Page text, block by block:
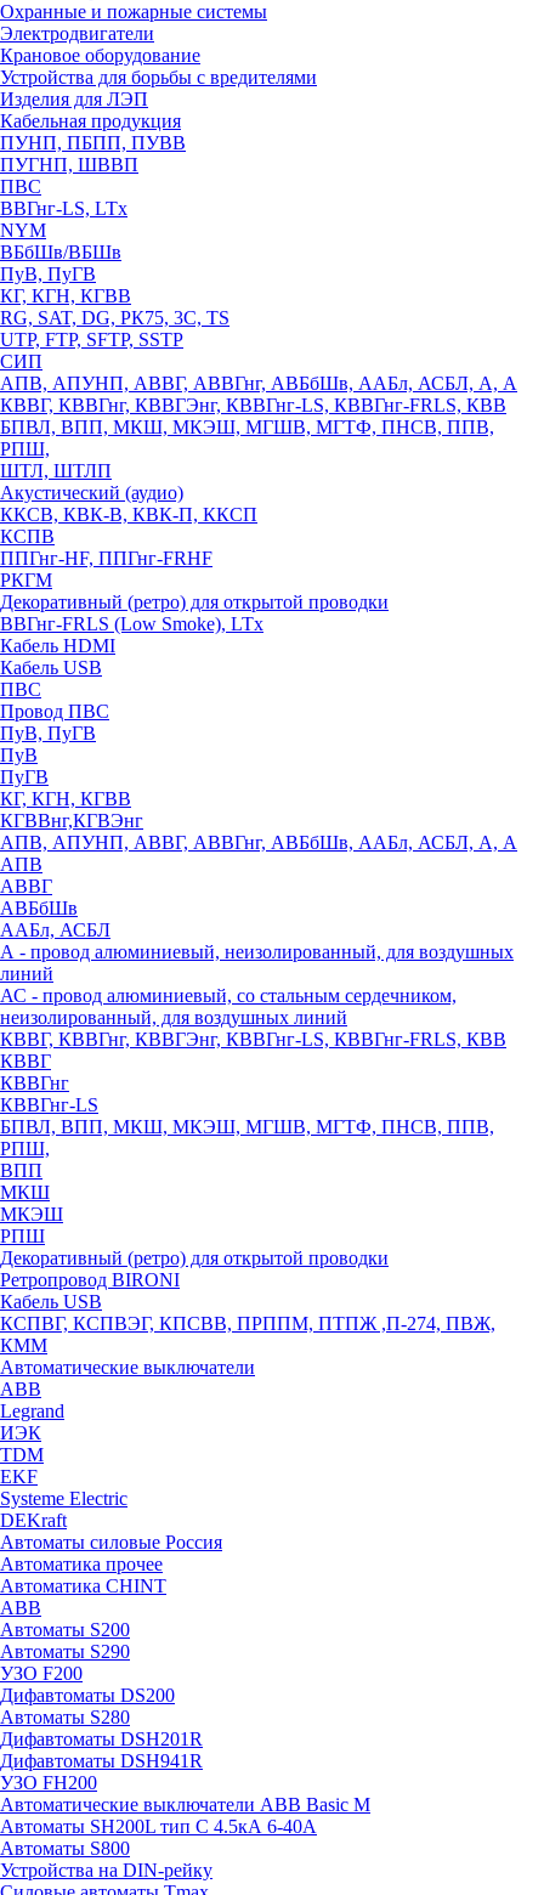
Охранные и пожарные системы
Электродвигатели
Крановое оборудование
Устройства для борьбы с вредителями
Изделия для ЛЭП
Кабельная продукция
ПУНП, ПБПП, ПУВВ
ПУГНП, ШВВП
ПВС
ВВГнг-LS, LTx
NYM
ВБбШв/ВБШв
ПуВ, ПуГВ
КГ, КГН, КГВВ
RG, SAT, DG, РК75, 3С, TS
UTP, FTP, SFTP, SSTP
СИП
АПВ, АПУНП, АВВГ, АВВГнг, АВБбШв, ААБл, АСБЛ, А, А
КВВГ, КВВГнг, КВВГЭнг, КВВГнг-LS, КВВГнг-FRLS, КВВ
БПВЛ, ВПП, МКШ, МКЭШ, МГШВ, МГТФ, ПНСВ, ППВ,
РПШ,
ШТЛ, ШТЛП
Акустический (аудио)
ККСВ, КВК-В, КВК-П, ККСП
КСПВ
ППГнг-HF, ППГнг-FRHF
РКГМ
Декоративный (ретро) для открытой проводки
ВВГнг-FRLS (Low Smoke), LTx
Кабель HDMI
Кабель USB
ПВС
Провод ПВС
ПуВ, ПуГВ
ПуВ
ПуГВ
КГ, КГН, КГВВ
КГВВнг,КГВЭнг
АПВ, АПУНП, АВВГ, АВВГнг, АВБбШв, ААБл, АСБЛ, А, А
АПВ
АВВГ
АВБбШв
ААБл, АСБЛ
А - провод алюминиевый, неизолированный, для воздушных
линий
АС - провод алюминиевый, со стальным сердечником,
неизолированный, для воздушных линий
КВВГ, КВВГнг, КВВГЭнг, КВВГнг-LS, КВВГнг-FRLS, КВВ
КВВГ
КВВГнг
КВВГнг-LS
БПВЛ, ВПП, МКШ, МКЭШ, МГШВ, МГТФ, ПНСВ, ППВ,
РПШ,
ВПП
МКШ
МКЭШ
РПШ
Декоративный (ретро) для открытой проводки
Ретропровод BIRONI
Кабель USB
КСПВГ, КСПВЭГ, КПСВВ, ПРППМ, ПТПЖ ,П-274, ПВЖ,
КММ
Автоматические выключатели
ABB
Legrand
ИЭК
TDM
EKF
Systeme Electric
DEKraft
Автоматы силовые Россия
Автоматика прочее
Автоматика CHINT
ABB
Автоматы S200
Автоматы S290
УЗО F200
Дифавтоматы DS200
Автоматы S280
Дифавтоматы DSH201R
Дифавтоматы DSH941R
УЗО FH200
Автоматические выключатели ABB Basic M
Автоматы SH200L тип С 4.5кА 6-40А
Автоматы S800
Устройства на DIN-рейку